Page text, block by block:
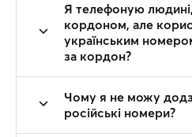
Я телефоную
кордоном, але
українським
за кордон?
Чому я не можу
російські номери?